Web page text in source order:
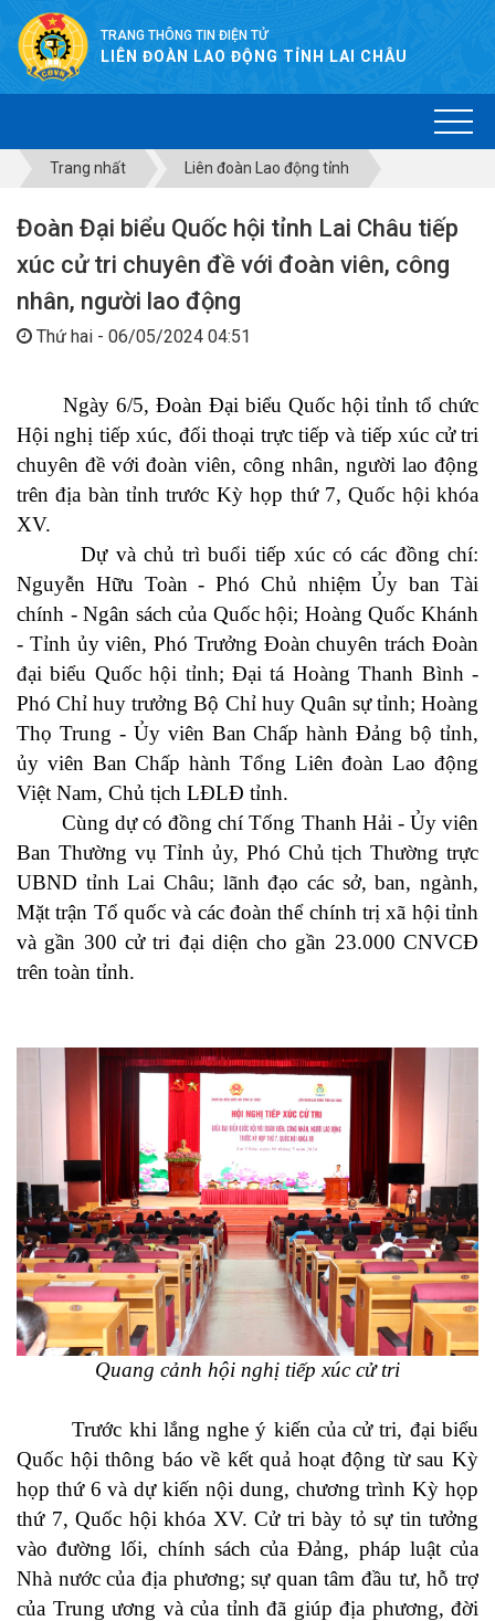
TRANG THÔNG TIN ĐIỆN TỬ
LIÊN ĐOÀN LAO ĐỘNG TỈNH LAI CHÂU
Trang nhất Liên đoàn Lao động tỉnh
Đoàn Đại biểu Quốc hội tỉnh Lai Châu tiếp
xúc cử tri chuyên đề với đoàn viên, công
nhân, người lao động
Thứ hai - 06/05/2024 04:51
Ngày 6/5, Đoàn Đại biểu Quốc hội tỉnh tổ chức
Hội nghị tiếp xúc, đối thoại trực tiếp và tiếp xúc cử tri
chuyên đề với đoàn viên, công nhân, người lao động
trên địa bàn tỉnh trước Kỳ họp thứ 7, Quốc hội khóa
XV.
Dự và chủ trì buổi tiếp xúc có các đồng chí:
Nguyễn Hữu Toàn - Phó Chủ nhiệm Ủy ban Tài
chính - Ngân sách của Quốc hội; Hoàng Quốc Khánh
- Tỉnh ủy viên, Phó Trưởng Đoàn chuyên trách Đoàn
đại biểu Quốc hội tỉnh; Đại tá Hoàng Thanh Bình -
Phó Chỉ huy trưởng Bộ Chỉ huy Quân sự tỉnh; Hoàng
Thọ Trung - Ủy viên Ban Chấp hành Đảng bộ tỉnh,
ủy viên Ban Chấp hành Tổng Liên đoàn Lao động
Việt Nam, Chủ tịch LĐLĐ tỉnh.
Cùng dự có đồng chí Tống Thanh Hải - Ủy viên
Ban Thường vụ Tỉnh ủy, Phó Chủ tịch Thường trực
UBND tỉnh Lai Châu; lãnh đạo các sở, ban, ngành,
Mặt trận Tổ quốc và các đoàn thể chính trị xã hội tỉnh
và gần 300 cử tri đại diện cho gần 23.000 CNVCĐ
trên toàn tỉnh.
Quang cảnh hội nghị tiếp xúc cử tri
Trước khi lắng nghe ý kiến của cử tri, đại biểu
Quốc hội thông báo về kết quả hoạt động từ sau Kỳ
họp thứ 6 và dự kiến nội dung, chương trình Kỳ họp
thứ 7, Quốc hội khóa XV. Cử tri bày tỏ sự tin tưởng
vào đường lối, chính sách của Đảng, pháp luật của
Nhà nước của địa phương; sự quan tâm đầu tư, hỗ trợ
của Trung ương và của tỉnh đã giúp địa phương, đời